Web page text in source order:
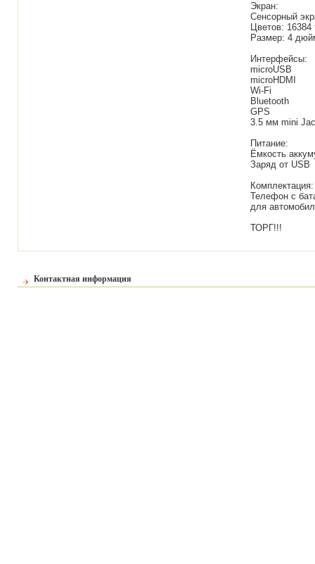
Экран:
Сенсорный
Цветов: 16384
Размер: 4
Интерфейсы:
microUSB
microHDMI
Wi-Fi
Bluetooth
GPS
3.5 мм mini
Питание:
Ёмкость
Заряд от USB
Комплектация:
Телефон с
для
ТОРГ!!!
Контактная информация